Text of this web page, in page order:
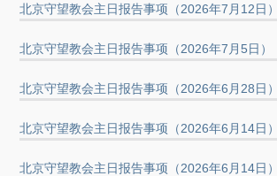
北京守望教会主日报告事项（2026年7月12日）
北京守望教会主日报告事项（2026年7月5日）
北京守望教会主日报告事项（2026年6月28日）
北京守望教会主日报告事项（2026年6月14日）
北京守望教会主日报告事项（2026年6月14日）